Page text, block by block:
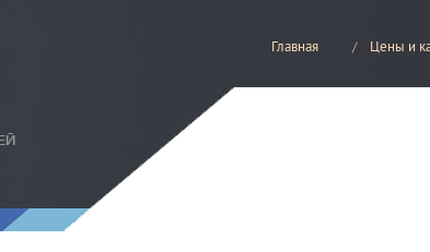
Главная Цены и